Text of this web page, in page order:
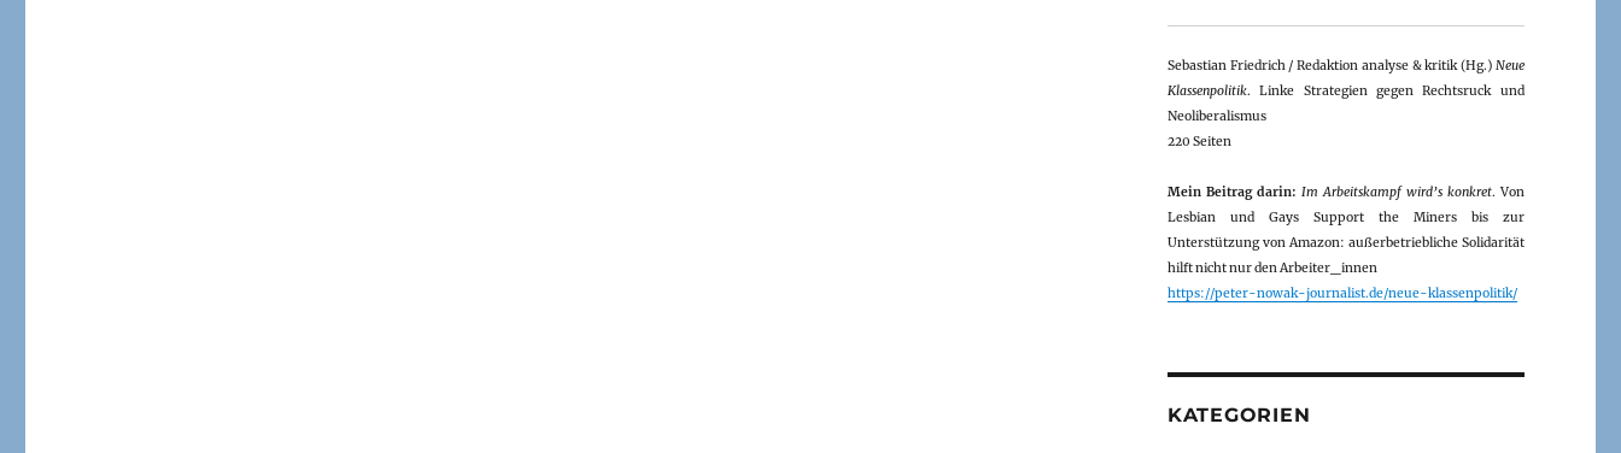
Sebastian Friedrich / Redaktion analyse & kritik (Hg.) Neue
Klassenpolitik. Linke Strategien gegen Rechtsruck und
Neoliberalismus
220 Seiten
Mein Beitrag darin: Im Arbeitskampf wird’s konkret. Von
Lesbian und Gays Support the Miners bis zur
Unterstützung von Amazon: außerbetriebliche Solidarität
hilft nicht nur den Arbeiter_innen
https://peter-nowak-journalist.de/neue-klassenpolitik/
KATEGORIEN